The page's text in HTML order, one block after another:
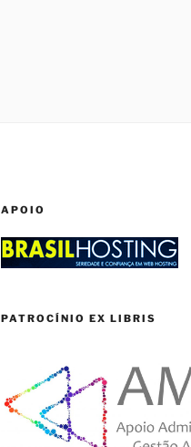
APOIO
PATROCÍNIO EX LIBRIS